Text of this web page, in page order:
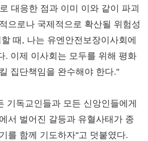
대응한 점과 이미 이와 같이 파괴
으로나 국제적으로 확산될 위험성
때, 나는 유엔안전보장이사회에
. 이제 이사회는 모두를 위해 평화
집단책임을 완수해야 한다."
기독교인들과 모든 신앙인들에게
서 벌어진 갈등과 유혈사태가 종
를 함께 기도하자"고 덧붙였다.